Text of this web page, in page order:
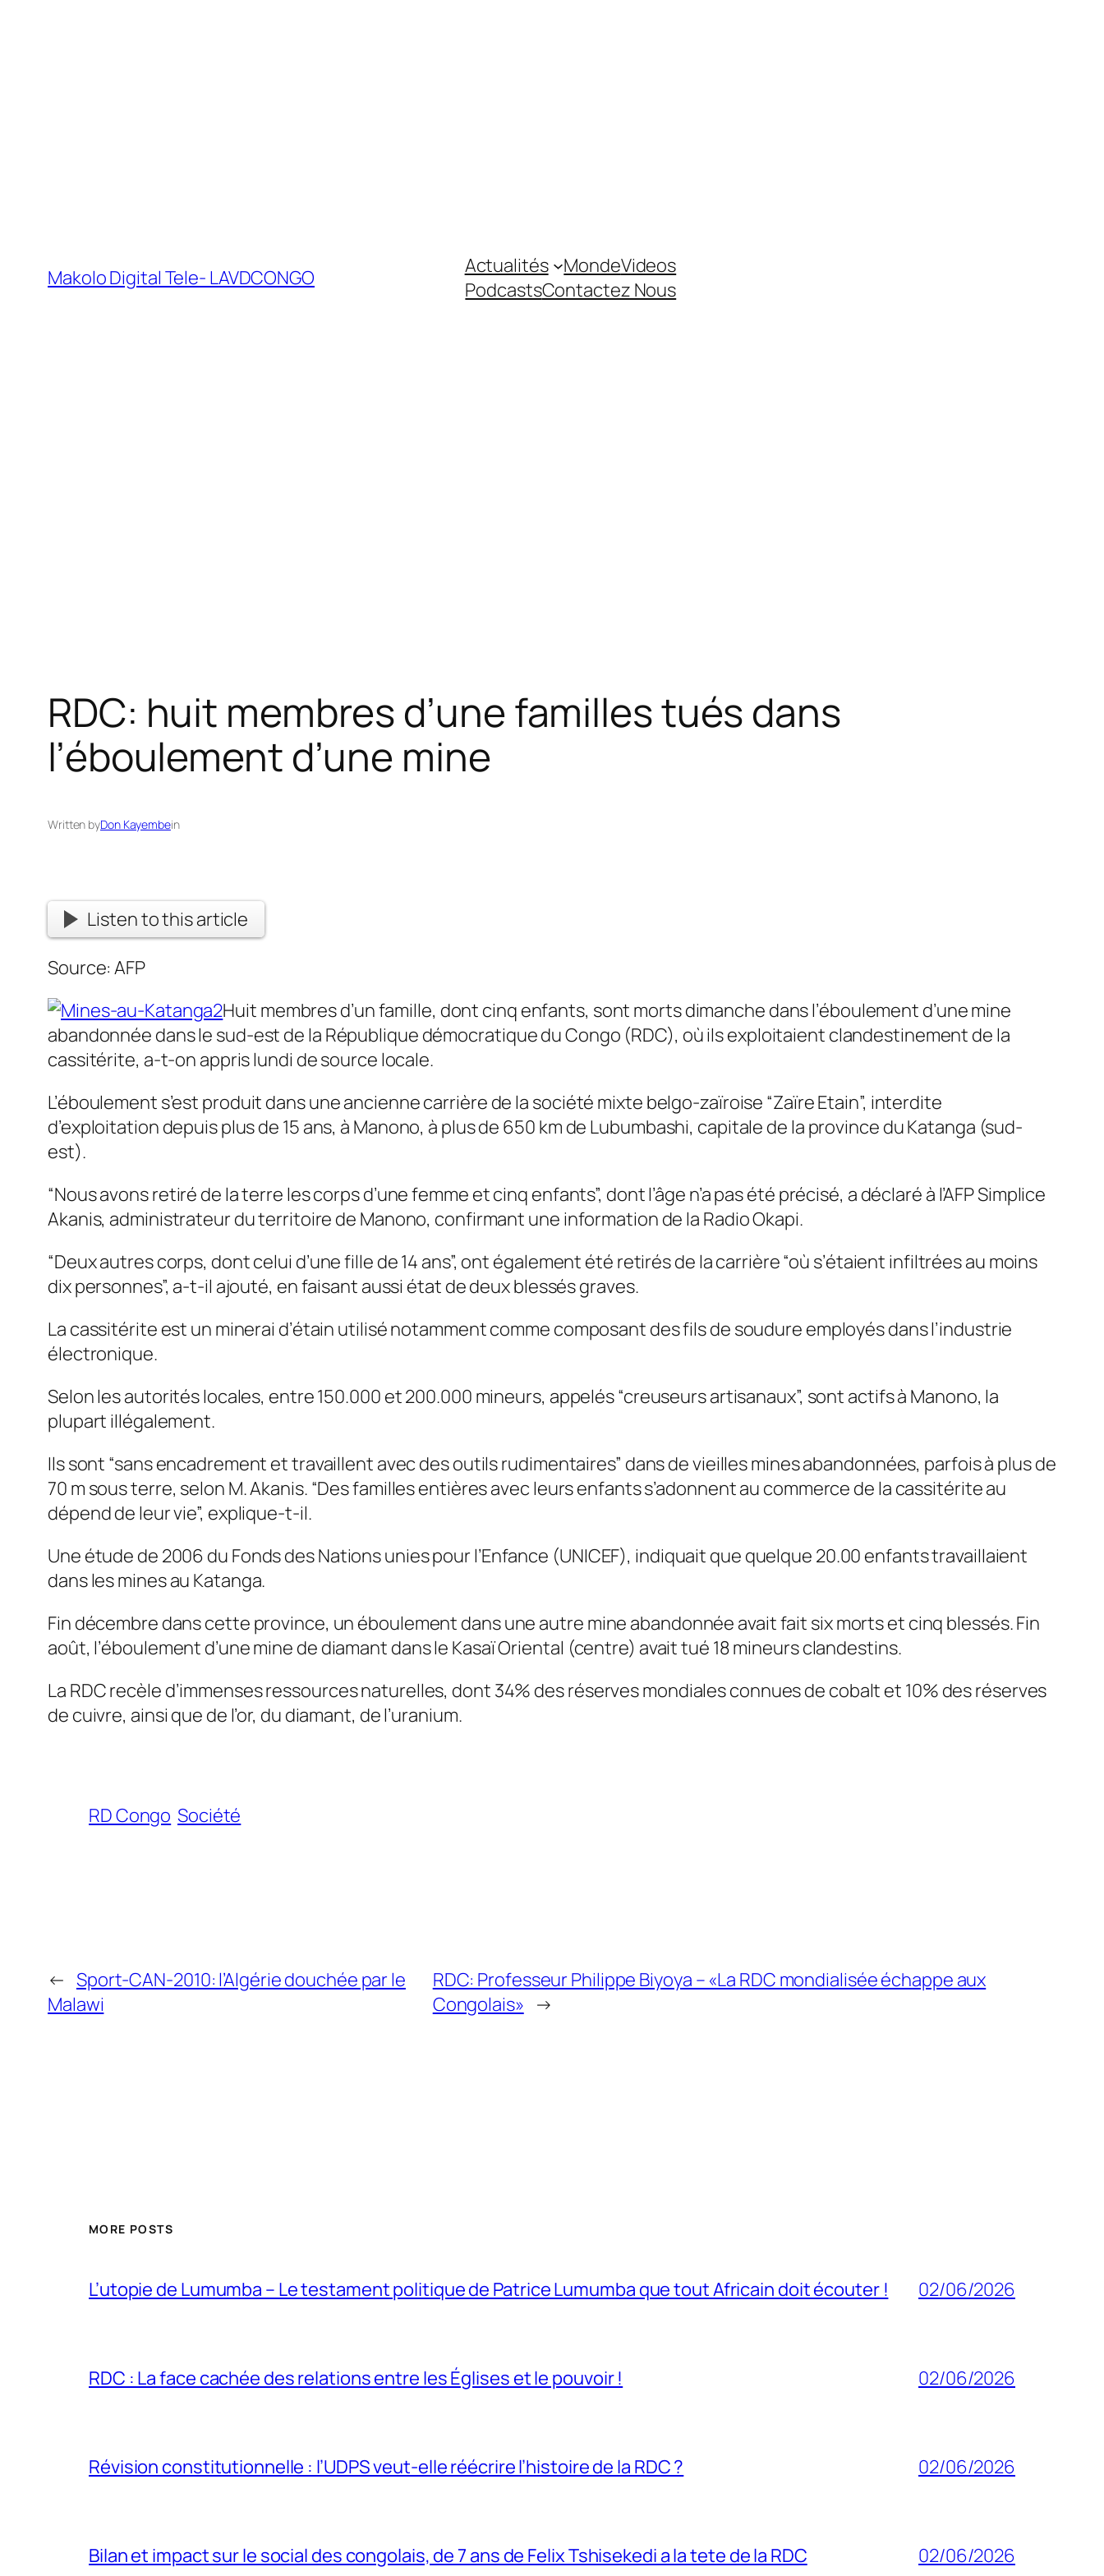
Makolo Digital Tele- LAVDCONGO Actualités MondeVideos
PodcastsContactez Nous
RDC: huit membres d’une familles tués dans
l’éboulement d’une mine
Written byDon Kayembein
Listen to this article
Source: AFP
Huit membres d’un famille, dont cinq enfants, sont morts dimanche dans l’éboulement d’une mine
abandonnée dans le sud-est de la République démocratique du Congo (RDC), où ils exploitaient clandestinement de la
cassitérite, a-t-on appris lundi de source locale.
L’éboulement s’est produit dans une ancienne carrière de la société mixte belgo-zaïroise “Zaïre Etain”, interdite
d’exploitation depuis plus de 15 ans, à Manono, à plus de 650 km de Lubumbashi, capitale de la province du Katanga (sud-
est).
“Nous avons retiré de la terre les corps d’une femme et cinq enfants”, dont l’âge n’a pas été précisé, a déclaré à l’AFP Simplice
Akanis, administrateur du territoire de Manono, confirmant une information de la Radio Okapi.
“Deux autres corps, dont celui d’une fille de 14 ans”, ont également été retirés de la carrière “où s’étaient infiltrées au moins
dix personnes”, a-t-il ajouté, en faisant aussi état de deux blessés graves.
La cassitérite est un minerai d’étain utilisé notamment comme composant des fils de soudure employés dans l’industrie
électronique.
Selon les autorités locales, entre 150.000 et 200.000 mineurs, appelés “creuseurs artisanaux”, sont actifs à Manono, la
plupart illégalement.
Ils sont “sans encadrement et travaillent avec des outils rudimentaires” dans de vieilles mines abandonnées, parfois à plus de
70 m sous terre, selon M. Akanis. “Des familles entières avec leurs enfants s’adonnent au commerce de la cassitérite au
dépend de leur vie”, explique-t-il.
Une étude de 2006 du Fonds des Nations unies pour l’Enfance (UNICEF), indiquait que quelque 20.00 enfants travaillaient
dans les mines au Katanga.
Fin décembre dans cette province, un éboulement dans une autre mine abandonnée avait fait six morts et cinq blessés. Fin
août, l’éboulement d’une mine de diamant dans le Kasaï Oriental (centre) avait tué 18 mineurs clandestins.
La RDC recèle d’immenses ressources naturelles, dont 34% des réserves mondiales connues de cobalt et 10% des réserves
de cuivre, ainsi que de l’or, du diamant, de l’uranium.
RD Congo Société
← Sport-CAN-2010: l’Algérie douchée par le
Malawi
RDC: Professeur Philippe Biyoya – «La RDC mondialisée échappe aux
Congolais» →
MORE POSTS
L’utopie de Lumumba – Le testament politique de Patrice Lumumba que tout Africain doit écouter ! 02/06/2026
RDC : La face cachée des relations entre les Églises et le pouvoir ! 02/06/2026
Révision constitutionnelle : l’UDPS veut-elle réécrire l’histoire de la RDC ? 02/06/2026
Bilan et impact sur le social des congolais, de 7 ans de Felix Tshisekedi a la tete de la RDC 02/06/2026